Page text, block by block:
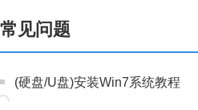
常见问题
(硬盘/U盘)安装Win7系统教程